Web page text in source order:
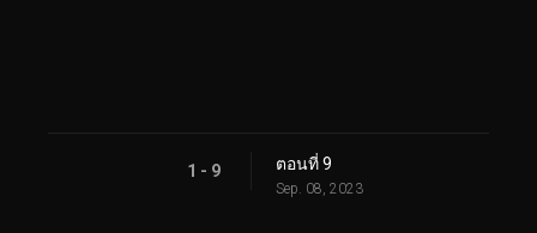
1 - 9 ตอนที่ 9
Sep. 08, 2023